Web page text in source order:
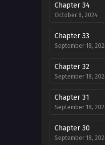
Chapter 34
October 8, 2024
Chapter 33
September 18,
Chapter 32
September 18,
Chapter 31
September 18,
Chapter 30
September 18,